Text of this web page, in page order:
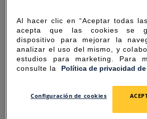
SORRY FOR
Al hacer clic en “Aceptar todas
acepta que las cookies se
dispositivo para mejorar la
analizar el uso del mismo, y
estudios para marketing. Para
consulte la Política de privacidad
Configuración de cookies